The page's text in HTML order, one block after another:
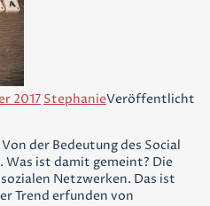
2017 StephanieVeröffentlicht
der Bedeutung des Social
Was ist damit gemeint? Die
Netzwerken. Das ist
Trend erfunden von